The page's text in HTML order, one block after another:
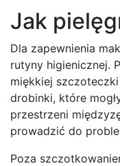
Jak
Dla zapewnienia
rutyny higienicznej.
miękkiej
drobinki, które
przestrzeni
prowadzić do
Poza